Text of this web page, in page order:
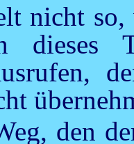
nicht
dieses
den